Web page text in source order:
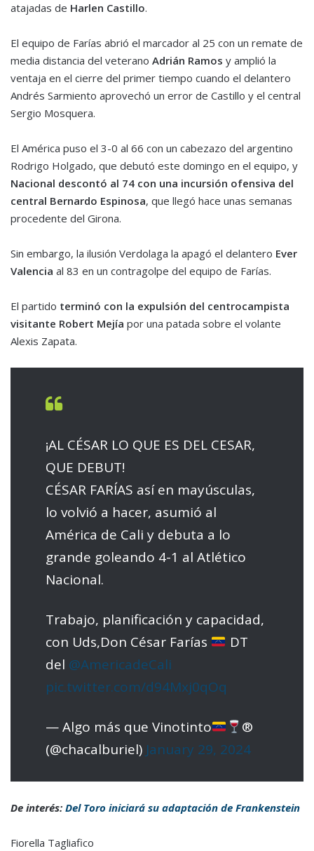
atajadas de Harlen Castillo.
El equipo de Farías abrió el marcador al 25 con un remate de
media distancia del veterano Adrián Ramos y amplió la
ventaja en el cierre del primer tiempo cuando el delantero
Andrés Sarmiento aprovechó un error de Castillo y el central
Sergio Mosquera.
El América puso el 3-0 al 66 con un cabezazo del argentino
Rodrigo Holgado, que debutó este domingo en el equipo, y
Nacional descontó al 74 con una incursión ofensiva del
central Bernardo Espinosa, que llegó hace unas semanas
procedente del Girona.
Sin embargo, la ilusión Verdolaga la apagó el delantero Ever
Valencia al 83 en un contragolpe del equipo de Farías.
El partido terminó con la expulsión del centrocampista
visitante Robert Mejía por una patada sobre el volante
Alexis Zapata.
¡AL CÉSAR LO QUE ES DEL CESAR,
QUE DEBUT!
CÉSAR FARÍAS así en mayúsculas,
lo volvió a hacer, asumió al
América de Cali y debuta a lo
grande goleando 4-1 al Atlético
Nacional.
Trabajo, planificación y capacidad,
con Uds,Don César Farías
DT
del @AmericadeCali
pic.twitter.com/d94Mxj0qOq
— Algo más que Vinotinto
®️
(@chacalburiel) January 29, 2024
De interés: Del Toro iniciará su adaptación de Frankenstein
Fiorella Tagliafico